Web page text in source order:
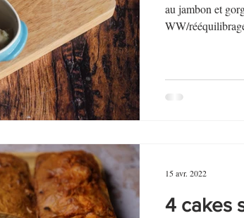
au Fromage autres petits déjeuners Biscuits
bowlcakes salés Cakes et muffins
au chocolat Desserts aux fruits
Entrées froides
au jambon et
WW/
4 cakes
15 avr. 2022